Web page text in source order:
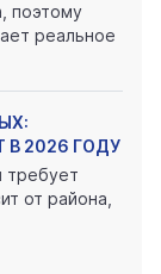
поэтому
реальное
2026 ГОДУ
требует
от района,